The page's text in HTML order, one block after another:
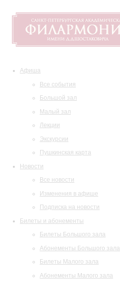
Афиша
Все события
Большой зал
Малый зал
Лекции
Экскурсии
Пушкинская карта
Новости
Все новости
Изменения в афише
Подписка на новости
Билеты и абонементы
Билеты Большого зала
Абонементы Большого зала
Билеты Малого зала
Абонементы Малого зала